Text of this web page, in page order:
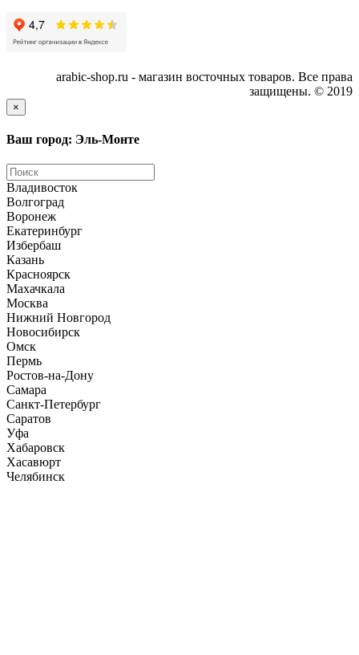
arabic-shop.ru - магазин восточных товаров. Все права
защищены. © 2019
×
Ваш город: Эль-Монте
Владивосток
Волгоград
Воронеж
Екатеринбург
Избербаш
Казань
Красноярск
Махачкала
Москва
Нижний Новгород
Новосибирск
Омск
Пермь
Ростов-на-Дону
Самара
Санкт-Петербург
Саратов
Уфа
Хабаровск
Хасавюрт
Челябинск